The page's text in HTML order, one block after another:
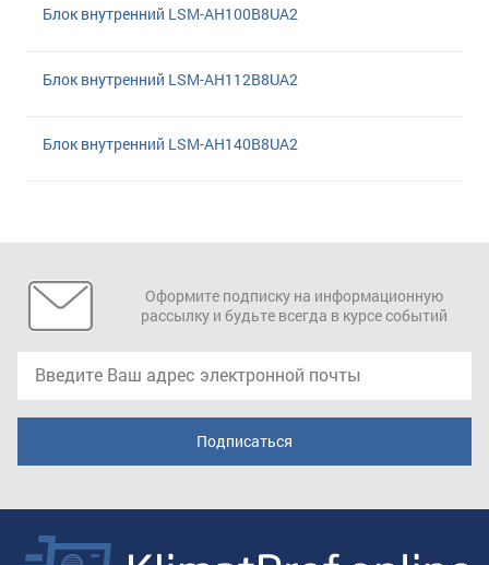
Блок внутренний LSM-AH100B8UA2
Блок внутренний LSM-AH112B8UA2
Блок внутренний LSM-AH140B8UA2
Оформите подписку на информационную
рассылку и будьте всегда в курсе событий